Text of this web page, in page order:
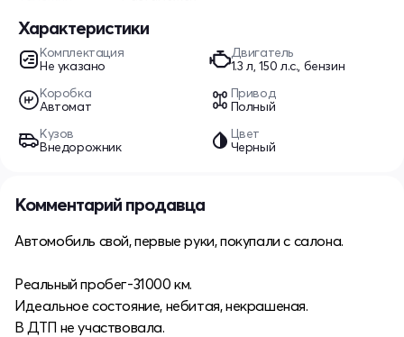
Характеристики
Комплектация
Не указано
Двигатель
1.3 л, 150 л.с., бензин
Коробка
Автомат
Привод
Полный
Кузов
Внедорожник
Цвет
Черный
Комментарий продавца
Автомобиль свой, первые руки, покупали с салона.
Реальный пробег-31000 км.
Идеальное состояние, небитая, некрашеная.
В ДТП не участвовала.